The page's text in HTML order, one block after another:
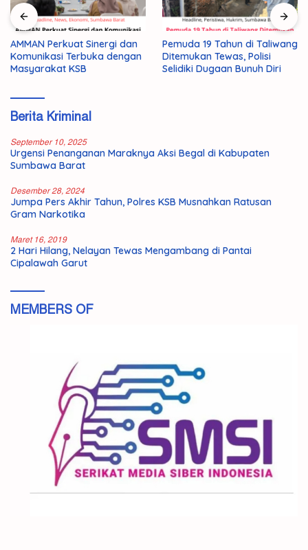
AMMAN Perkuat Sinergi dan
Komunikasi Terbuka dengan
Masyarakat KSB
Pemuda 19 Tahun di Taliwang
Ditemukan Tewas, Polisi
Selidiki Dugaan Bunuh Diri
Berita Kriminal
September 10, 2025
Urgensi Penanganan Maraknya Aksi Begal di Kabupaten
Sumbawa Barat
Desember 28, 2024
Jumpa Pers Akhir Tahun, Polres KSB Musnahkan Ratusan
Gram Narkotika
Maret 16, 2019
2 Hari Hilang, Nelayan Tewas Mengambang di Pantai
Cipalawah Garut
MEMBERS OF